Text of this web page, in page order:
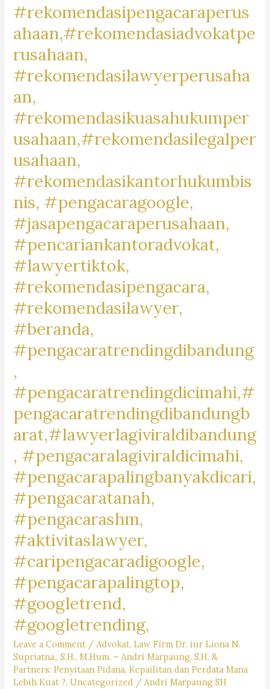
#MotorCommunityRancamanyar,
#JualBeliMotorRancamanyar,
#MotorDijualRancamanyar,
#RancamanyarMotorClub,
#RancamanyarBikeLife,
#RancamanyarMotorMark,
#MotorBaleendah,
#BaleendahRiders,
#BikersBaleendah,
#MotorCommunityBaleendah,
#JualBeliMotorBaleendah,
#MotorDijualBaleendah,
#BaleendahMotorClub,
#BaleendahBikeLife,
#MotorLoversBaleendah,
#BaleendahMotorMarket,
#rekomendasipengacaraperus
ahaan,#rekomendasiadvokatpe
rusahaan,
#rekomendasilawyerperusaha
an,
#rekomendasikuasahukumper
usahaan,#rekomendasilegalper
usahaan,
#rekomendasikantorhukumbis
nis, #pengacaragoogle,
#jasapengacaraperusahaan,
#pencariankantoradvokat,
#lawyertiktok,
#rekomendasipengacara,
#rekomendasilawyer,
#beranda,
#pengacaratrendingdibandung
,
#pengacaratrendingdicimahi,#
pengacaratrendingdibandungb
arat,#lawyerlagiviraldibandung
, #pengacaralagiviraldicimahi,
#pengacarapalingbanyakdicari,
#pengacaratanah,
#pengacarashm,
#aktivitaslawyer,
#caripengacaradigoogle,
#pengacarapalingtop,
#googletrend,
#googletrending,
Leave a Comment /Advokat,Law Firm Dr. iur Liona N.
Supriatna., S.H., M.Hum. – Andri Marpaung, S.H. &
Partners: Penyitaan Pidana, Kepailitan dan Perdata Mana
Lebih Kuat ?,Uncategorized /Andri Marpaung SH